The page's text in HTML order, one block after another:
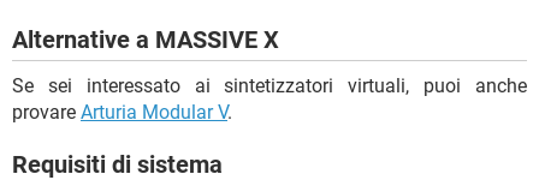
Alternative a MASSIVE X
Se sei interessato ai sintetizzatori virtuali, puoi anche
provare Arturia Modular V.
Requisiti di sistema